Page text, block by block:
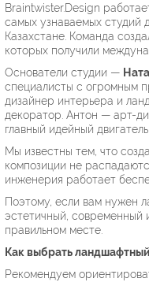
Braintwister.Design
самых узнаваемых студий
Казахстане. Команда
которых получили
Основатели студии —
специалисты с огромным
дизайнер интерьера и
декоратор. Антон — арт-
главный идейный двигатель
Мы известны тем, что
композиции не
инженерия работает
Поэтому, если вам нужен
эстетичный,
правильном месте.
Как выбрать
Рекомендуем